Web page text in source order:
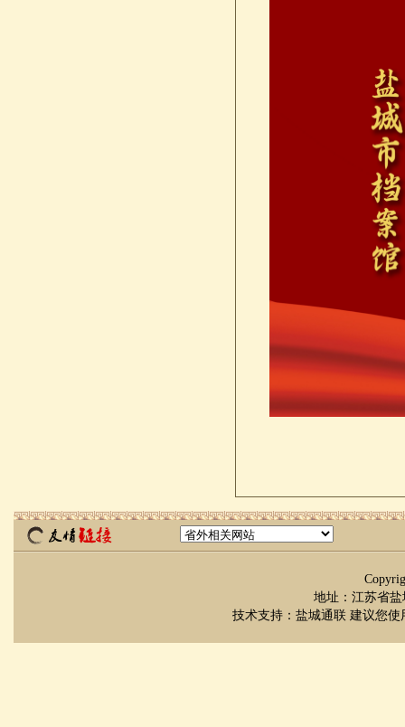
地址：江苏省盐
技术支持： 盐城通联 建议您使